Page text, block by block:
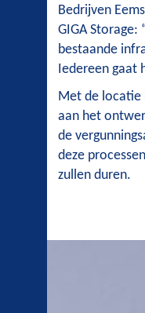
Bedrijven
GIGA Storage:
bestaande
Iedereen gaat
Met de locatie
aan het
de
deze
zullen duren.